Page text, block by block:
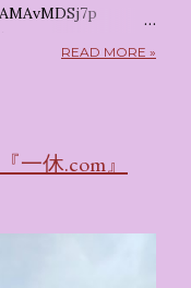
ンニュース
ア トーキョー
スタートする サン
イベント の名称で
リーホテルにチェッ
READ MORE »
休.com』